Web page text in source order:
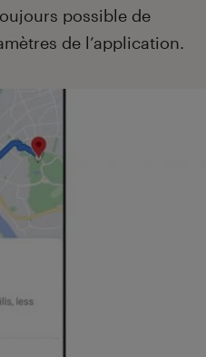
possible de
de l’application.